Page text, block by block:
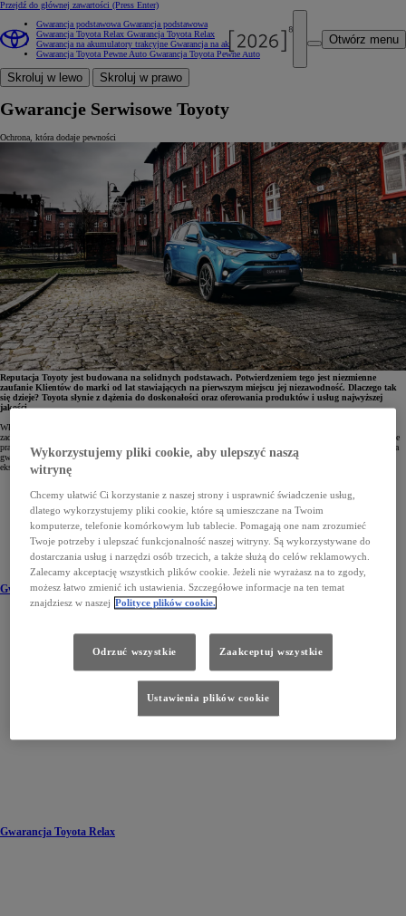
Przejdź do głównej zawartości (Press Enter)
Otwórz menu
Gwarancja podstawowa Gwarancja podstawowa
Gwarancja Toyota Relax Gwarancja Toyota Relax
Gwarancja na akumulatory trakcyjne Gwarancja na akumulatory trakcyjne
Gwarancja Toyota Pewne Auto Gwarancja Toyota Pewne Auto
Skroluj w lewo Skroluj w prawo
Gwarancje Serwisowe Toyoty
Ochrona, która dodaje pewności
Reputacja Toyoty jest budowana na solidnych podstawach. Potwierdzeniem tego jest niezmienne
zaufanie Klientów do marki od lat stawiających na pierwszym miejscu jej niezawodność. Dlaczego tak
się dzieje? Toyota słynie z dążenia do doskonałości oraz oferowania produktów i usług najwyższej
jakości.
Właśnie taką troskę – zarówno o każdy samochód zjeżdżający z taśmy produkcyjnej, jak i o spokój oraz
zadowolenie jego właściciela – wyraża 3-letnia gwarancja fabryczna. Daje ona pewność, że jazda Toyotą będzie
prawdziwą przyjemnością. Dodatkowe gwarancje Toyoty pozwalają wydłużyć okres ochrony poza czas trwania
gwarancji producenta. Opracowane zostały z myślą o właścicielach pragnących dłużej cieszyć się spokojną
eksploatacją samochodu i podwyższyć jego wartość na rynku wtórnym.
Gwarancja podstawowa
Gwarancja Toyota Relax
Wykorzystujemy pliki cookie, aby ulepszyć naszą
witrynę
Chcemy ułatwić Ci korzystanie z naszej strony i usprawnić świadczenie usług,
dlatego wykorzystujemy pliki cookie, które są umieszczane na Twoim
komputerze, telefonie komórkowym lub tablecie. Pomagają one nam zrozumieć
Twoje potrzeby i ulepszać funkcjonalność naszej witryny. Są wykorzystywane do
dostarczania usług i narzędzi osób trzecich, a także służą do celów reklamowych.
Zalecamy akceptację wszystkich plików cookie. Jeżeli nie wyrażasz na to zgody,
możesz łatwo zmienić ich ustawienia. Szczegółowe informacje na ten temat
znajdziesz w naszej Polityce plików cookie.
Odrzuć wszystkie Zaakceptuj wszystkie
Ustawienia plików cookie